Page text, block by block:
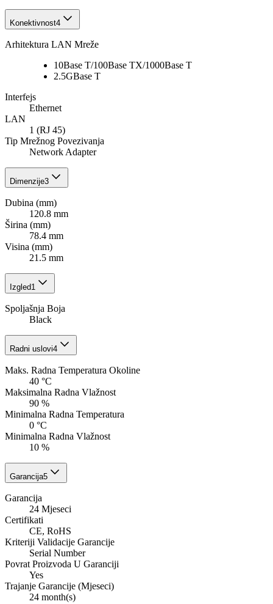
Konektivnost4
Arhitektura LAN Mreže
10Base T/100Base TX/1000Base T
2.5GBase T
Interfejs
Ethernet
LAN
1 (RJ 45)
Tip Mrežnog Povezivanja
Network Adapter
Dimenzije3
Dubina (mm)
120.8 mm
Širina (mm)
78.4 mm
Visina (mm)
21.5 mm
Izgled1
Spoljašnja Boja
Black
Radni uslovi4
Maks. Radna Temperatura Okoline
40 °C
Maksimalna Radna Vlažnost
90 %
Minimalna Radna Temperatura
0 °C
Minimalna Radna Vlažnost
10 %
Garancija5
Garancija
24 Mjeseci
Certifikati
CE, RoHS
Kriteriji Validacije Garancije
Serial Number
Povrat Proizvoda U Garanciji
Yes
Trajanje Garancije (Mjeseci)
24 month(s)